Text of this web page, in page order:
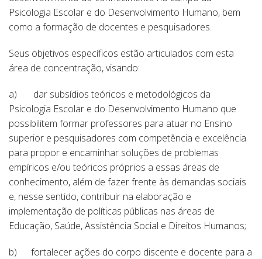
Psicologia Escolar e do Desenvolvimento Humano, bem
como a formação de docentes e pesquisadores.
Seus objetivos específicos estão articulados com esta
área de concentração, visando:
a) dar subsídios teóricos e metodológicos da
Psicologia Escolar e do Desenvolvimento Humano que
possibilitem formar professores para atuar no Ensino
superior e pesquisadores com competência e excelência
para propor e encaminhar soluções de problemas
empíricos e/ou teóricos próprios a essas áreas de
conhecimento, além de fazer frente às demandas sociais
e, nesse sentido, contribuir na elaboração e
implementação de políticas públicas nas áreas de
Educação, Saúde, Assistência Social e Direitos Humanos;
b) fortalecer ações do corpo discente e docente para a